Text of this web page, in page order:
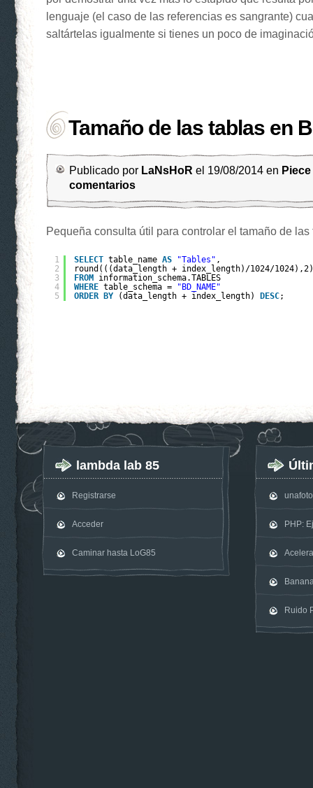
lenguaje (el caso de las referencias es sangrante)
saltártelas igualmente si tienes un poco de
Tamaño de las tablas en
Publicado por LaNsHoR el 19/08/2014 en
comentarios
Pequeña consulta útil para controlar el tamaño de
1
2
3
4
5
SELECT table_name AS "Tables" ,
round(((data_length + index_length)/1024/
FROM
information_schema.TABLES
WHERE table_schema =
"BD_NAME"
ORDER
BY (data_length + index_length) DESC;
lambda lab 85
Registrarse
Acceder
Caminar hasta LoG85
PHP:
Ruido